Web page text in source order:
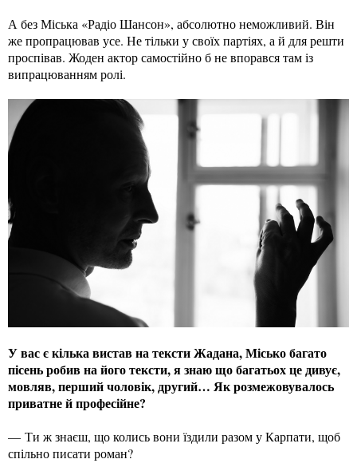
А без Міська «Радіо Шансон», абсолютно неможливий. Він
же пропрацював усе. Не тільки у своїх партіях, а й для решти
проспівав. Жоден актор самостійно б не впорався там із
випрацюванням ролі.
У вас є кілька вистав на тексти Жадана, Місько багато
пісень робив на його тексти, я знаю що багатьох це дивує,
мовляв, перший чоловік, другий… Як розмежовувалось
приватне й професійне?
— Ти ж знаєш, що колись вони їздили разом у Карпати, щоб
спільно писати роман?